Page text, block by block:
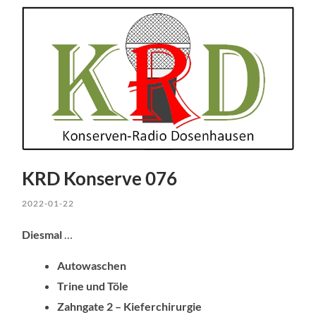
KRD Konserve 076
2022-01-22
Diesmal…
Autowaschen
Trine und Töle
Zahngate 2 – Kieferchirurgie